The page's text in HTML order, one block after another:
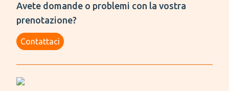
Avete domande o problemi con la vostra
prenotazione?
Contattaci